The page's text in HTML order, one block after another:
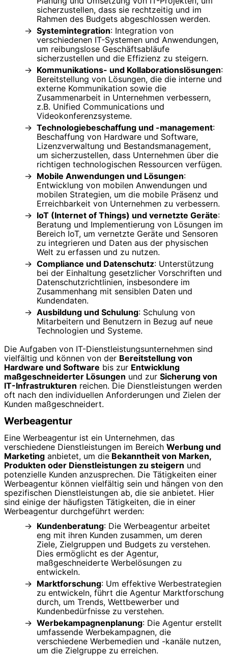
sicherzustellen, dass sie rechtzeitig und im
Rahmen des Budgets abgeschlossen werden.
Systemintegration: Integration von
verschiedenen IT-Systemen und Anwendungen,
um reibungslose Geschäftsabläufe
sicherzustellen und die Effizienz zu steigern.
Kommunikations- und Kollaborationslösungen:
Bereitstellung von Lösungen, die die interne und
externe Kommunikation sowie die
Zusammenarbeit in Unternehmen verbessern,
z.B. Unified Communications und
Videokonferenzsysteme.
Technologiebeschaffung und -management:
Beschaffung von Hardware und Software,
Lizenzverwaltung und Bestandsmanagement,
um sicherzustellen, dass Unternehmen über die
richtigen technologischen Ressourcen verfügen.
Mobile Anwendungen und Lösungen:
Entwicklung von mobilen Anwendungen und
mobilen Strategien, um die mobile Präsenz und
Erreichbarkeit von Unternehmen zu verbessern.
IoT (Internet of Things) und vernetzte Geräte:
Beratung und Implementierung von Lösungen im
Bereich IoT, um vernetzte Geräte und Sensoren
zu integrieren und Daten aus der physischen
Welt zu erfassen und zu nutzen.
Compliance und Datenschutz: Unterstützung
bei der Einhaltung gesetzlicher Vorschriften und
Datenschutzrichtlinien, insbesondere im
Zusammenhang mit sensiblen Daten und
Kundendaten.
Ausbildung und Schulung: Schulung von
Mitarbeitern und Benutzern in Bezug auf neue
Technologien und Systeme.
Die Aufgaben von IT-Dienstleistungsunternehmen sind
vielfältig und können von der Bereitstellung von
Hardware und Software bis zur Entwicklung
maßgeschneiderter Lösungen und zur Sicherung von
IT-Infrastrukturen reichen. Die Dienstleistungen werden
oft nach den individuellen Anforderungen und Zielen der
Kunden maßgeschneidert.
Werbeagentur
Eine Werbeagentur ist ein Unternehmen, das
verschiedene Dienstleistungen im Bereich Werbung und
Marketing anbietet, um die Bekanntheit von Marken,
Produkten oder Dienstleistungen zu steigern und
potenzielle Kunden anzusprechen. Die Tätigkeiten einer
Werbeagentur können vielfältig sein und hängen von den
spezifischen Dienstleistungen ab, die sie anbietet. Hier
sind einige der häufigsten Tätigkeiten, die in einer
Werbeagentur durchgeführt werden:
Kundenberatung: Die Werbeagentur arbeitet
eng mit ihren Kunden zusammen, um deren
Ziele, Zielgruppen und Budgets zu verstehen.
Dies ermöglicht es der Agentur,
maßgeschneiderte Werbelösungen zu
entwickeln.
Marktforschung: Um effektive Werbestrategien
zu entwickeln, führt die Agentur Marktforschung
durch, um Trends, Wettbewerber und
Kundenbedürfnisse zu verstehen.
Werbekampagnenplanung: Die Agentur erstellt
umfassende Werbekampagnen, die
verschiedene Werbemedien und -kanäle nutzen,
um die Zielgruppe zu erreichen.